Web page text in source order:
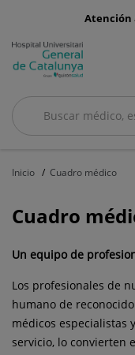
menu-
Atención
Buscar
Buscar
Inicio Cuadro médico
Cuadro
Un equipo de
Los profesionales de
humano de
médicos especialistas
servicio, lo convierten